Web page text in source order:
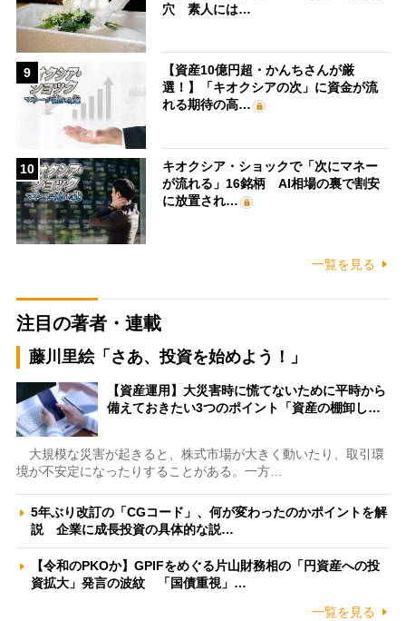
穴 素人には…
9
【資産10億円超・かんちさんが厳
選！】「キオクシアの次」に資金が流
れる期待の高…
10
キオクシア・ショックで「次にマネー
が流れる」16銘柄 AI相場の裏で割安
に放置され…
一覧を見る
注目の著者・連載
藤川里絵「さあ、投資を始めよう！」
【資産運用】大災害時に慌てないために平時から
備えておきたい3つのポイント「資産の棚卸し…
大規模な災害が起きると、株式市場が大きく動いたり、取引環
境が不安定になったりすることがある。一方…
5年ぶり改訂の「CGコード」、何が変わったのかポイントを解
説 企業に成長投資の具体的な説…
【令和のPKOか】GPIFをめぐる片山財務相の「円資産への投
資拡大」発言の波紋 「国債重視」…
一覧を見る